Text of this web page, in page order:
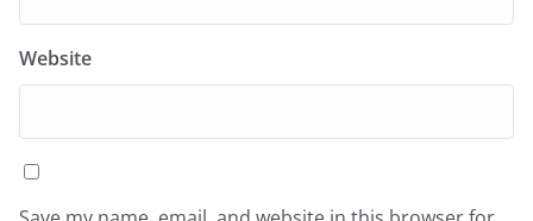
Website